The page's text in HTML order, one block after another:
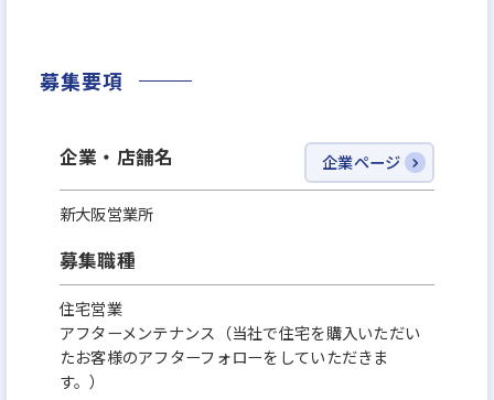
ラスはもちろん、役員も十分目指せます。上場企業
いはず。
■業務のやりがい：
完全実力主義のため、年齢・社歴・性別等に関わら
ず評価してもらえる環境と、仕事を任せてもらえる風
土がある為、キャリアアップ形成のしやすい環境で
募集要項
企業・店舗名 企業ページ
新大阪営業所
募集職種
住宅営業
アフターメンテナンス（当社で住宅を購入いただい
たお客様のアフターフォローをしていただきま
す。）